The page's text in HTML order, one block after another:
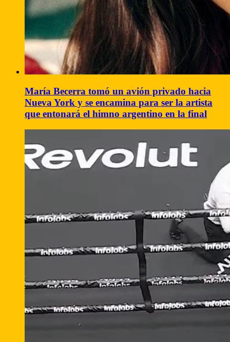
María Becerra tomó un avión privado hacia
Nueva York y se encamina para ser la artista
que entonará el himno argentino en la final